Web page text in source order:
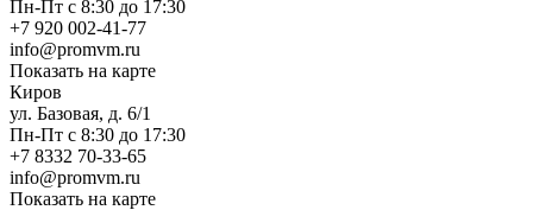
Пн-Пт с 8:30 до 17:30
+7 920 002-41-77
info@promvm.ru
Показать на карте
Киров
ул. Базовая, д. 6/1
Пн-Пт с 8:30 до 17:30
+7 8332 70-33-65
info@promvm.ru
Показать на карте